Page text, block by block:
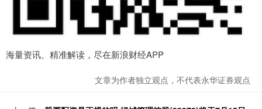
海量资讯、精准解读，尽在新浪财经APP
文章为作者独立观点，不代表永华证券观点